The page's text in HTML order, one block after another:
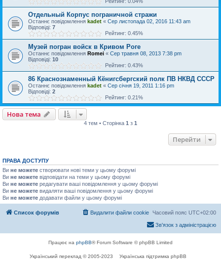
Отдельный Корпус пограничной стражи
Останнє повідомлення kadet « Сер листопада 02, 2016 11:43 am
Відповіді: 7
Рейтинг: 0.45%
Музей погран войск в Кривом Роге
Останнє повідомлення Romei « Сер травня 08, 2013 7:38 pm
Відповіді: 10
Рейтинг: 0.43%
86 Краснознаменный Кёнигсбергский полк ПВ НКВД СССР
Останнє повідомлення kadet « Сер січня 19, 2011 1:16 pm
Відповіді: 2
Рейтинг: 0.21%
Нова тема
4 тем • Сторінка 1 з 1
Перейти
ПРАВА ДОСТУПУ
Ви не можете створювати нові теми у цьому форумі
Ви не можете відповідати на теми у цьому форумі
Ви не можете редагувати ваші повідомлення у цьому форумі
Ви не можете видаляти ваші повідомлення у цьому форумі
Ви не можете додавати файли у цьому форумі
Список форумів Часовий пояс UTC+02:00
Видалити файли cookie
Зв'язок з адміністрацією
Працює на phpBB® Forum Software © phpBB Limited
Український переклад © 2005-2023 Українська підтримка phpBB